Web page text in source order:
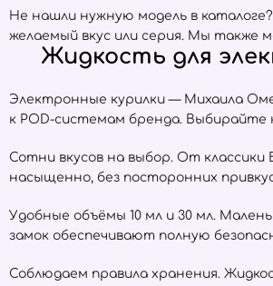
Не нашли нужную модель в
желаемый вкус или серия. Мы также
Жидкость для
Электронные курилки — Михаила
к POD-системам бренда. Выбирайте
Сотни вкусов на выбор. От классики
насыщенно, без посторонних
Удобные объёмы 10 мл и 30 мл.
замок обеспечивают полную
Соблюдаем правила хранения.